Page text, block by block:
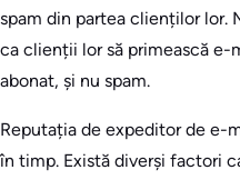
spam din partea clienților lor.
ca clienții lor să primească e-
abonat, și nu spam.
Reputația de expeditor de e-
în timp. Există diverși factori